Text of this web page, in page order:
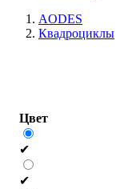
AODES
Квадроциклы
Цвет
✔
✔